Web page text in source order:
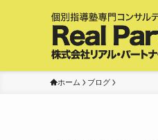
ホーム ブログ